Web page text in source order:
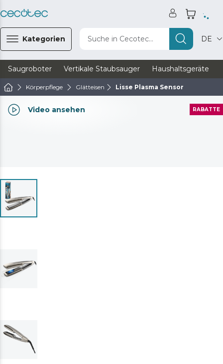
Kategorien Suche in Cecotec... DE
Saugroboter Vertikale Staubsauger Haushaltsgeräte
Körperpflege Glätteisen Lisse Plasma Sensor
Video ansehen RABATTE